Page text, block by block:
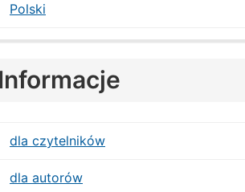
Polski
Informacje
dla czytelników
dla autorów